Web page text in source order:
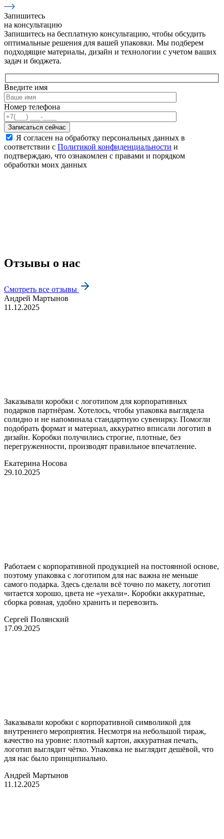
Запишитесь
на консультацию
Запишитесь на бесплатную консультацию, чтобы обсудить
оптимальные решения для вашей упаковки. Мы подберем
подходящие материалы, дизайн и технологии с учетом ваших
задач и бюджета.
Введите имя
Номер телефона
Записаться сейчас
Я согласен на обработку персональных данных в
соответствии с Политикой конфиденциальности и
подтверждаю, что ознакомлен с правами и порядком
обработки моих данных
Отзывы о нас
Смотреть все отзывы
Андрей Мартынов
11.12.2025
Заказывали коробки с логотипом для корпоративных
подарков партнёрам. Хотелось, чтобы упаковка выглядела
солидно и не напоминала стандартную сувенирку. Помогли
подобрать формат и материал, аккуратно вписали логотип в
дизайн. Коробки получились строгие, плотные, без
перегруженности, производят правильное впечатление.
Екатерина Носова
29.10.2025
Работаем с корпоративной продукцией на постоянной основе,
поэтому упаковка с логотипом для нас важна не меньше
самого подарка. Здесь сделали всё точно по макету, логотип
читается хорошо, цвета не «уехали». Коробки аккуратные,
сборка ровная, удобно хранить и перевозить.
Сергей Полянский
17.09.2025
Заказывали коробки с корпоративной символикой для
внутреннего мероприятия. Несмотря на небольшой тираж,
качество на уровне: плотный картон, аккуратная печать,
логотип выглядит чётко. Упаковка не выглядит дешёвой, что
для нас было принципиально.
Андрей Мартынов
11.12.2025